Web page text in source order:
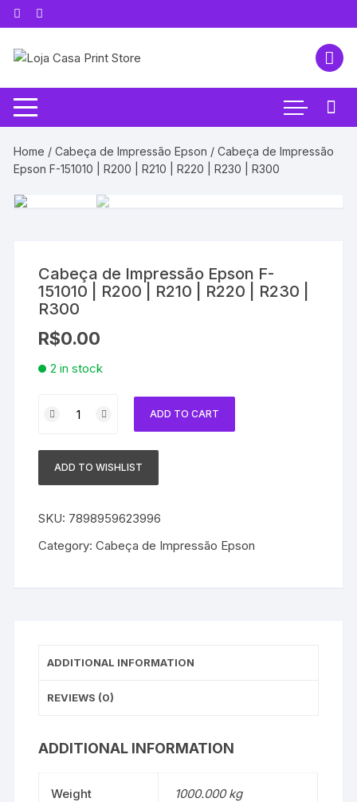
Pular
para
conteúdo
Home /Cabeça de Impressão Epson / Cabeça de Impressão
Epson F-151010 | R200 | R210 | R220 | R230 | R300
Cabeça de Impressão Epson F-
151010 | R200 | R210 | R220 | R230 |
R300
R$0.00
2 in stock
de
Epson
|
ADD TO CART
ADD TO WISHLIST
SKU: 7898959623996
Category:Cabeça de Impressão Epson
ADDITIONAL INFORMATION
REVIEWS (0)
ADDITIONAL INFORMATION
Weight 1000.000 kg